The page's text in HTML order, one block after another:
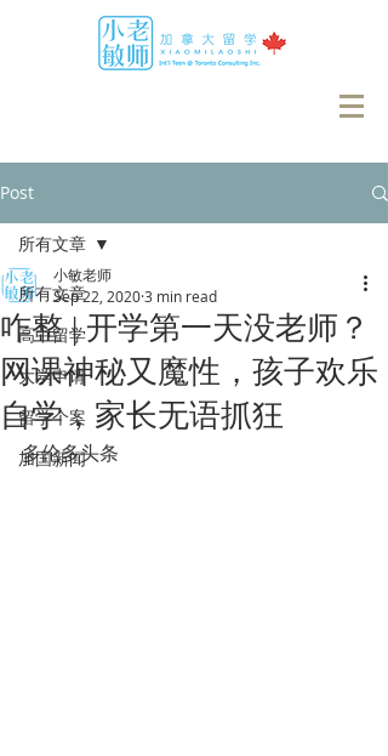
Post
所有文章
高中留学
大学申请
留学个案
加国新闻
所有文章
咋整 | 开学第一天没老师？
网课神秘又魔性，孩子欢乐
自学，家长无语抓狂
小敏老师
Sep 22, 20203 min read
多伦多头条